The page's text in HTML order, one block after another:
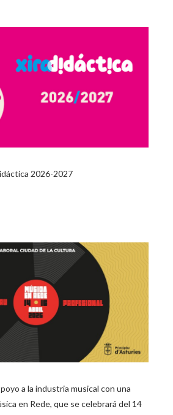
2026-2027
a la industria musical con una
en Rede, que se celebrará del 14